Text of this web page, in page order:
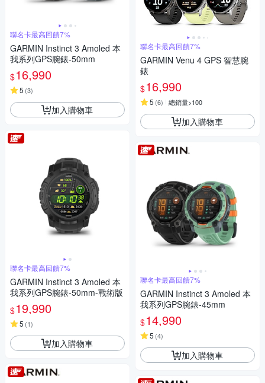
聯名卡最高回饋7%
GARMIN Instinct 3 Amoled 本
我系列GPS腕錶-50mm
$16,990
5 (3)
加入購物車
聯名卡最高回饋7%
GARMIN Instinct 3 Amoled 本
我系列GPS腕錶-50mm-戰術版
$19,990
5 (1)
加入購物車
聯名卡最高回饋7%
GARMIN Venu 4 GPS 智慧腕
錶
$16,990
5 (6) 總銷量>100
加入購物車
聯名卡最高回饋7%
GARMIN Instinct 3 Amoled 本
我系列GPS腕錶-45mm
$14,990
5 (4)
加入購物車